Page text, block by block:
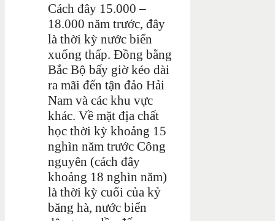
Cách đây 15.000 –
18.000 năm trước, đây
là thời kỳ nước biển
xuống thấp. Đồng bằng
Bắc Bộ bấy giờ kéo dài
ra mãi đến tận đảo Hải
Nam và các khu vực
khác. Về mặt địa chất
học thời kỳ khoảng 15
nghìn năm trước Công
nguyên (cách đây
khoảng 18 nghìn năm)
là thời kỳ cuối của kỷ
băng hà, nước biển